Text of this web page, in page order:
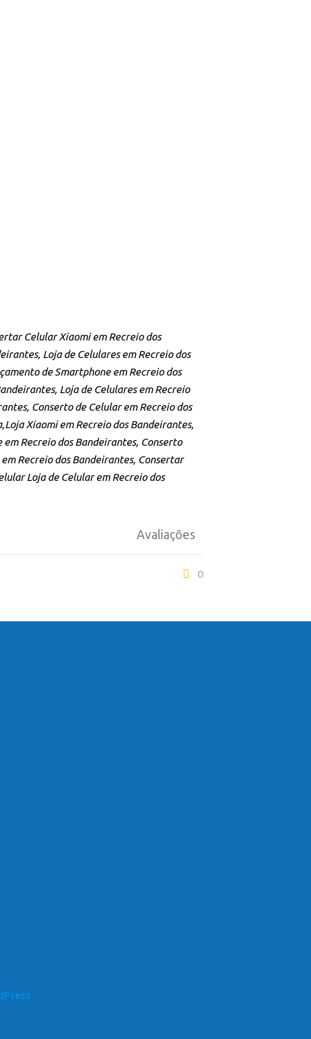
Celular Xiaomi em Recreio dos
Loja de Celulares em Recreio dos
de Smartphone em Recreio dos
Loja de Celulares em Recreio
Conserto de Celular em Recreio dos
Xiaomi em Recreio dos Bandeirantes,
Recreio dos Bandeirantes, Conserto
Recreio dos Bandeirantes, Consertar
Loja de Celular em Recreio dos
Avaliações
0